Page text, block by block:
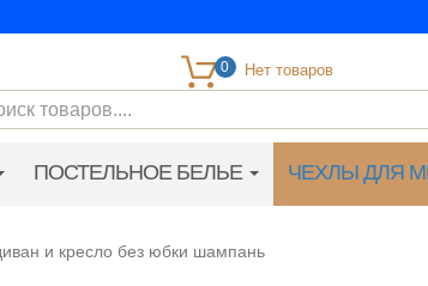
0
ПОСТЕЛЬНОЕ БЕЛЬЕ ЧЕХЛЫ ДЛЯ
и кресло без юбки шампань